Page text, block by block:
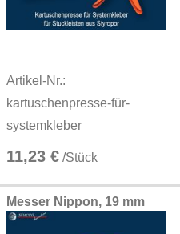
Artikel-Nr.:
kartuschenpresse-für-
systemkleber
11,23 € /Stück
Messer Nippon, 19 mm